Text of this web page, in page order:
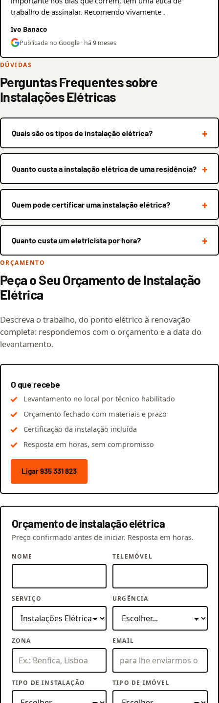
trabalho de assinalar. Recomendo vivamente .
Ivo Banaco
Publicada no Google · há 9 meses
DÚVIDAS
Perguntas Frequentes sobre
Instalações Elétricas
Quais são os tipos de instalação elétrica?
Quanto custa a instalação elétrica de uma residência?
Quem pode certificar uma instalação elétrica?
Quanto custa um eletricista por hora?
ORÇAMENTO
Peça o Seu Orçamento de Instalação
Elétrica
Descreva o trabalho, do ponto elétrico à renovação
completa: respondemos com o orçamento e a data do
levantamento.
O que recebe
Levantamento no local por técnico habilitado
Orçamento fechado com materiais e prazo
Certificação da instalação incluída
Resposta em horas, sem compromisso
Ligar 935 331 823
Orçamento de instalação elétrica
Preço confirmado antes de iniciar. Resposta em horas.
NOME TELEMÓVEL
SERVIÇO URGÊNCIA
ZONA EMAIL
TIPO DE INSTALAÇÃO TIPO DE IMÓVEL